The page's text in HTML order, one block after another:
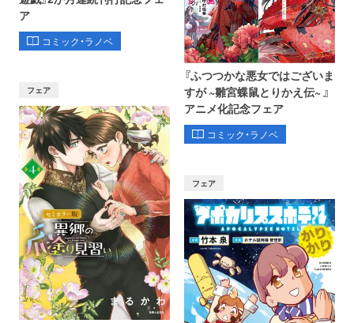
ア
コミック・ラノベ
フェア
『ふつつかな悪女ではございま
すが ~雛宮蝶鼠とりかえ伝~ 』
アニメ化記念フェア
コミック・ラノベ
フェア